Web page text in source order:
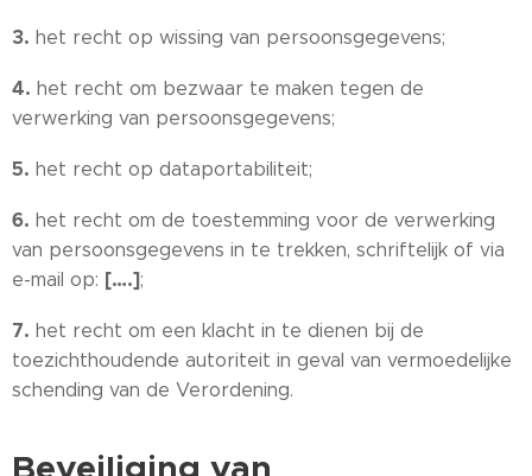
3. het recht op wissing van persoonsgegevens;
4. het recht om bezwaar te maken tegen de
verwerking van persoonsgegevens;
5. het recht op dataportabiliteit;
6. het recht om de toestemming voor de verwerking
van persoonsgegevens in te trekken, schriftelijk of via
e-mail op: [….];
7. het recht om een klacht in te dienen bij de
toezichthoudende autoriteit in geval van vermoedelijke
schending van de Verordening.